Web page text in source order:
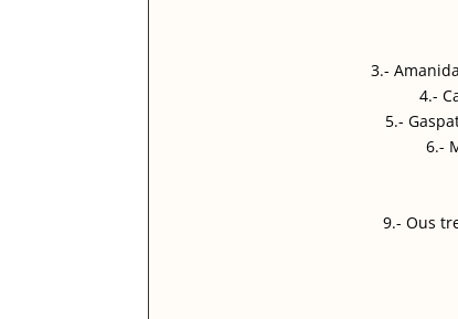
3.-
4.-
5.-
6.-
9.- Ous